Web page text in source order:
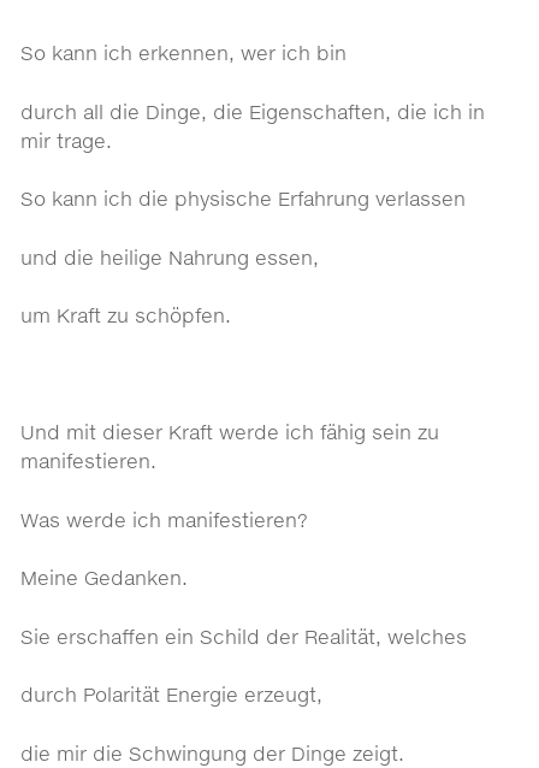
So kann ich erkennen, wer ich bin
durch all die Dinge, die Eigenschaften, die ich in
mir trage.
So kann ich die physische Erfahrung verlassen
und die heilige Nahrung essen,
um Kraft zu schöpfen.
Und mit dieser Kraft werde ich fähig sein zu
manifestieren.
Was werde ich manifestieren?
Meine Gedanken.
Sie erschaffen ein Schild der Realität, welches
durch Polarität Energie erzeugt,
die mir die Schwingung der Dinge zeigt.